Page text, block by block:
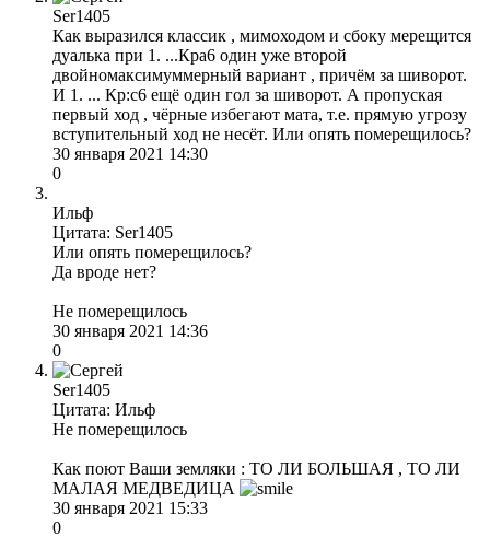
Ser1405
Как выразился классик , мимоходом и сбоку мерещится
дуалька при 1. ...Кра6 один уже второй
двойномаксимуммерный вариант , причём за шиворот.
И 1. ... Кр:с6 ещё один гол за шиворот. А пропуская
первый ход , чёрные избегают мата, т.е. прямую угрозу
вступительный ход не несёт. Или опять померещилось?
30 января 2021 14:30
0
Ильф
Цитата: Ser1405
Или опять померещилось?
Да вроде нет?
Не померещилось
30 января 2021 14:36
0
Ser1405
Цитата: Ильф
Не померещилось
Как поют Ваши земляки : ТО ЛИ БОЛЬШАЯ , ТО ЛИ
МАЛАЯ МЕДВЕДИЦА
30 января 2021 15:33
0